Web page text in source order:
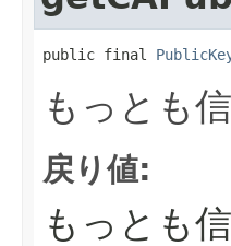
public final
もっとも
戻り値:
もっとも